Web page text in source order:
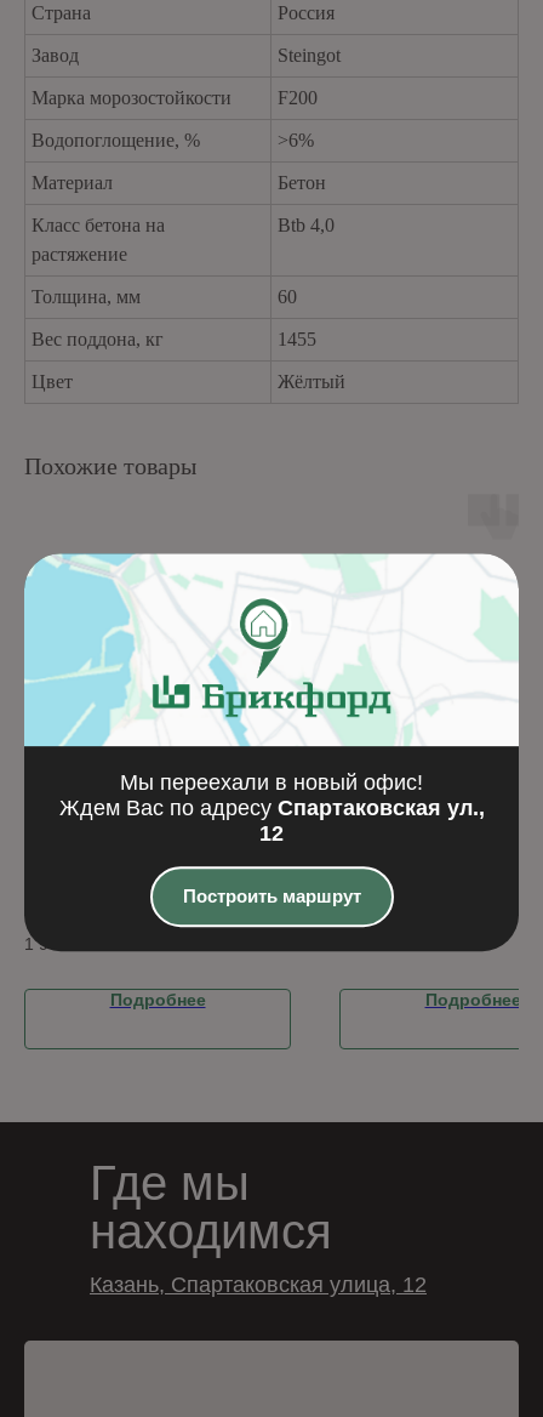
Страна Россия
Завод Steingot
Марка морозостойкости F200
Водопоглощение, % >6%
Материал Бетон
Класс бетона на
растяжение
Btb 4,0
Толщина, мм 60
Вес поддона, кг 1455
Цвет Жёлтый
Похожие товары
Тротуарная плитка
Маринталь Чёрный
1 966
Подробнее
Клинкерная
Castella
Подробнее
Где мы
находимся
Казань, Спартаковская улица, 12
Мы переехали в новый офис!
Ждем Вас по адресу Спартаковская ул.,
12
Построить маршрут